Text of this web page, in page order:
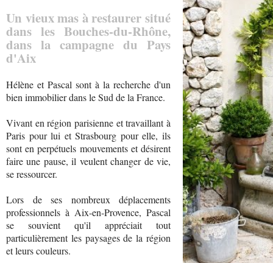
Un vieux mas à restaurer situé
dans les Bouches-du-Rhône,
dans la campagne du Pays
d'Aix
Hélène et Pascal sont à la recherche d'un
bien immobilier dans le Sud de la France.
Vivant en région parisienne et travaillant à
Paris pour lui et Strasbourg pour elle, ils
sont en perpétuels mouvements et désirent
faire une pause, il veulent changer de vie,
se ressourcer.
Lors de ses nombreux déplacements
professionnels à Aix-en-Provence, Pascal
se souvient qu'il appréciait tout
particulièrement les paysages de la région
et leurs couleurs.